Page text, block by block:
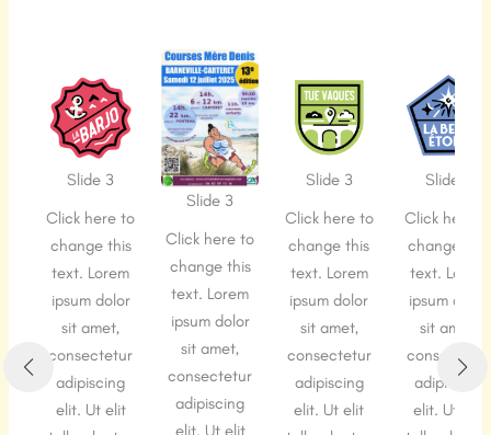
Click here to
change this
text. Lorem
ipsum dolor
sit amet,
consectetur
adipiscing
elit. Ut elit
Slide 3
change this
text. Lorem
ipsum dolor
sit amet,
consectetur
adipiscing
elit. Ut elit
Slide 3
Click here to
change this
text. Lorem
ipsum dolor
sit amet,
consectetur
adipiscing
elit. Ut elit
Click here
change
text. Lorem
ipsum dolor
sit amet,
adipiscing